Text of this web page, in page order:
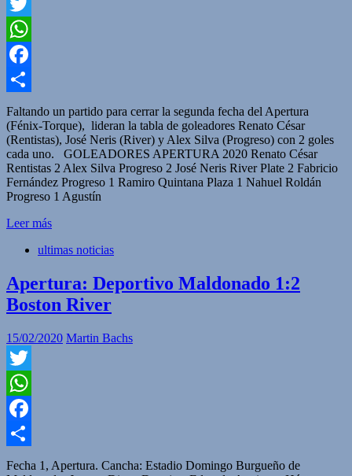
Twitter
WhatsApp
Facebook
Compartir
Faltando un partido para cerrar la segunda fecha del Apertura
(Fénix-Torque), lideran la tabla de goleadores Renato César
(Rentistas), José Neris (River) y Alex Silva (Progreso) con 2 goles
cada uno. GOLEADORES APERTURA 2020 Renato César
Rentistas 2 Alex Silva Progreso 2 José Neris River Plate 2 Fabricio
Fernández Progreso 1 Ramiro Quintana Plaza 1 Nahuel Roldán
Progreso 1 Agustín
Leer más
ultimas noticias
Apertura: Deportivo Maldonado 1:2
Boston River
15/02/2020 Martin Bachs
Twitter
WhatsApp
Facebook
Compartir
Fecha 1, Apertura. Cancha: Estadio Domingo Burgueño de